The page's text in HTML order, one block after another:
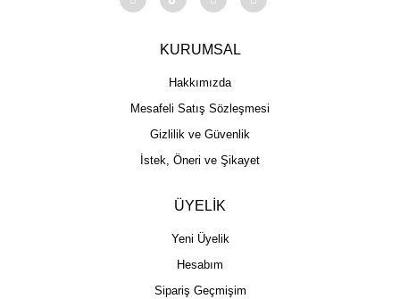
KURUMSAL
Hakkımızda
Mesafeli Satış Sözleşmesi
Gizlilik ve Güvenlik
İstek, Öneri ve Şikayet
ÜYELİK
Yeni Üyelik
Hesabım
Sipariş Geçmişim